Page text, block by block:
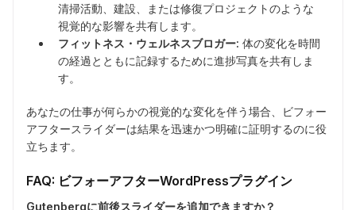
清掃活動、建設、または修復プロジェクトのような
視覚的な影響を共有します。
フィットネス・ウェルネスブロガー: 体の変化を時間
の経過とともに記録するために進捗写真を共有しま
す。
あなたの仕事が何らかの視覚的な変化を伴う場合、ビフォー
アフタースライダーは結果を迅速かつ明確に証明するのに役
立ちます。
FAQ: ビフォーアフターWordPressプラグイン
Gutenbergに前後スライダーを追加できますか？